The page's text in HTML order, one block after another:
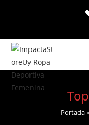
Portada»